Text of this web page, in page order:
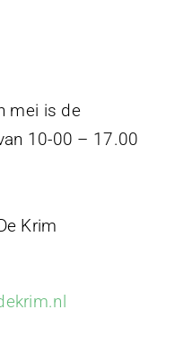
mei is de
10-00 – 17.00
Krim